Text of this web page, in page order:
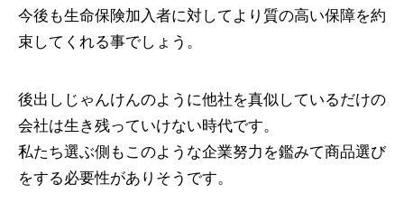
今後も生命保険加入者に対してより質の高い保障を約
束してくれる事でしょう。
後出しじゃんけんのように他社を真似しているだけの
会社は生き残っていけない時代です。
私たち選ぶ側もこのような企業努力を鑑みて商品選び
をする必要性がありそうです。